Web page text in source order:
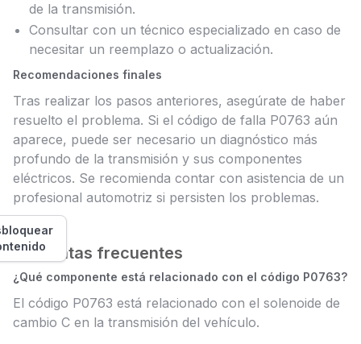
de la transmisión.
Consultar con un técnico especializado en caso de
necesitar un reemplazo o actualización.
Recomendaciones finales
Tras realizar los pasos anteriores, asegúrate de haber
resuelto el problema. Si el código de falla P0763 aún
aparece, puede ser necesario un diagnóstico más
profundo de la transmisión y sus componentes
eléctricos. Se recomienda contar con asistencia de un
profesional automotriz si persisten los problemas.
Preguntas frecuentes
¿Qué componente está relacionado con el código P0763?
El código P0763 está relacionado con el solenoide de
cambio C en la transmisión del vehículo.